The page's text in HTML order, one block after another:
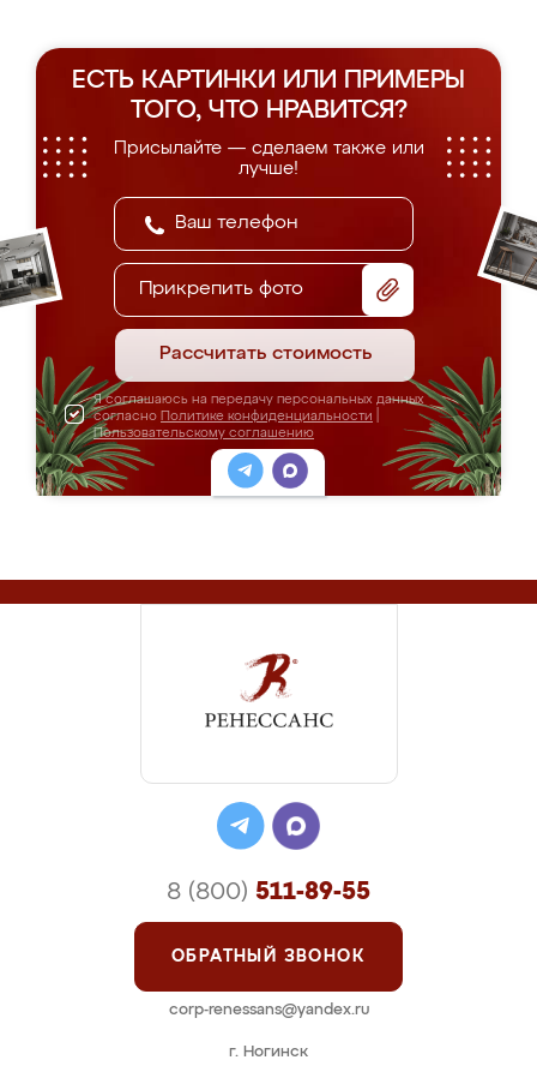
ЕСТЬ КАРТИНКИ ИЛИ ПРИМЕРЫ
ТОГО, ЧТО НРАВИТСЯ?
Присылайте — сделаем также или
лучше!
Прикрепить фото
Рассчитать стоимость
Я соглашаюсь на передачу персональных данных
согласно Политике конфиденциальности
Пользовательскому соглашению
г. Ногинск
8 (800) 511-89-55
ОБРАТНЫЙ ЗВОНОК
corp-renessans@yandex.ru